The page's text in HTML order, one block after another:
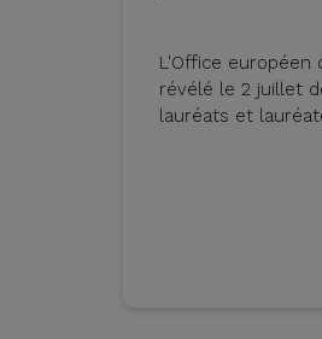
L'Office européen
révélé le 2 juillet
lauréats et